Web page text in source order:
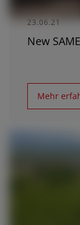
23.06.21
New
Mehr